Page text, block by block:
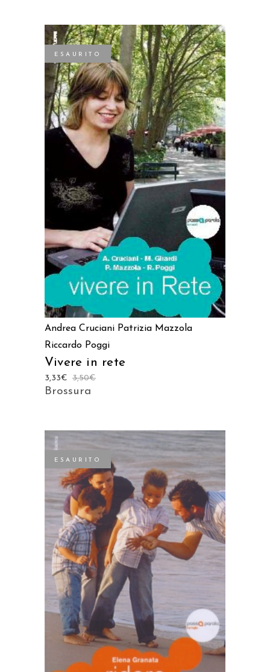
ESAURITO
LEGGI TUTTO
Andrea Cruciani Patrizia Mazzola
Riccardo Poggi
Vivere in rete
3,50€
3,33€
Brossura
ESAURITO
LEGGI TUTTO